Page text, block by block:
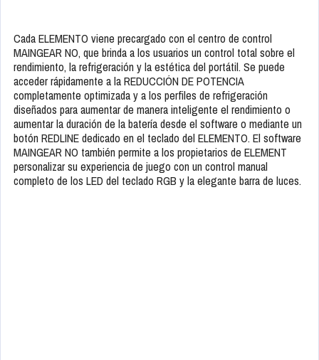
Cada ELEMENTO viene precargado con el centro de control
MAINGEAR NO, que brinda a los usuarios un control total sobre el
rendimiento, la refrigeración y la estética del portátil. Se puede
acceder rápidamente a la REDUCCIÓN DE POTENCIA
completamente optimizada y a los perfiles de refrigeración
diseñados para aumentar de manera inteligente el rendimiento o
aumentar la duración de la batería desde el software o mediante un
botón REDLINE dedicado en el teclado del ELEMENTO. El software
MAINGEAR NO también permite a los propietarios de ELEMENT
personalizar su experiencia de juego con un control manual
completo de los LED del teclado RGB y la elegante barra de luces.